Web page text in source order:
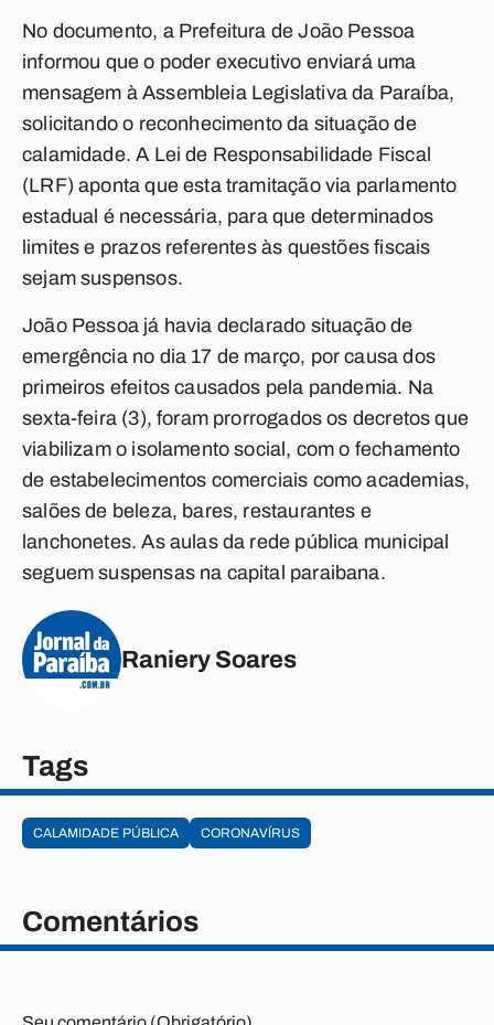
No documento, a Prefeitura de João Pessoa
informou que o poder executivo enviará uma
mensagem à Assembleia Legislativa da Paraíba,
solicitando o reconhecimento da situação de
calamidade. A Lei de Responsabilidade Fiscal
(LRF) aponta que esta tramitação via parlamento
estadual é necessária, para que determinados
limites e prazos referentes às questões fiscais
sejam suspensos.
João Pessoa já havia declarado situação de
emergência no dia 17 de março, por causa dos
primeiros efeitos causados pela pandemia. Na
sexta-feira (3), foram prorrogados os decretos que
viabilizam o isolamento social, com o fechamento
de estabelecimentos comerciais como academias,
salões de beleza, bares, restaurantes e
lanchonetes. As aulas da rede pública municipal
seguem suspensas na capital paraibana.
Raniery Soares
Tags
CALAMIDADE PÚBLICA CORONAVÍRUS
Comentários